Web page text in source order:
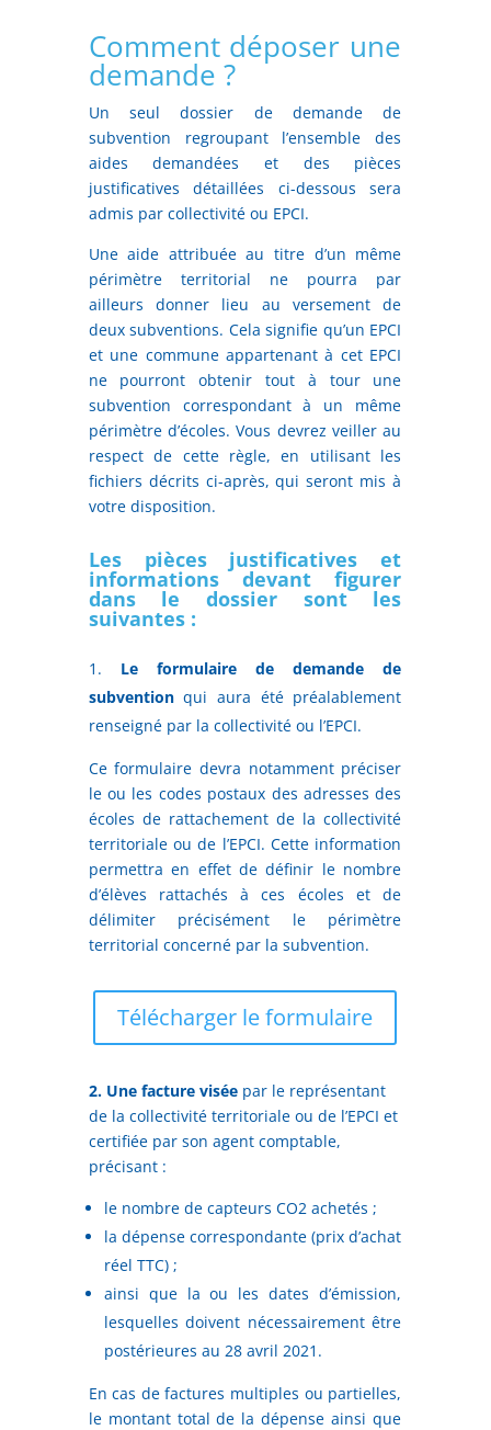
Comment déposer une
demande ?
Un seul dossier de demande de
subvention regroupant l’ensemble des
aides demandées et des pièces
justificatives détaillées ci-dessous sera
admis par collectivité ou EPCI.
Une aide attribuée au titre d’un même
périmètre territorial ne pourra par
ailleurs donner lieu au versement de
deux subventions. Cela signifie qu’un EPCI
et une commune appartenant à cet EPCI
ne pourront obtenir tout à tour une
subvention correspondant à un même
périmètre d’écoles. Vous devrez veiller au
respect de cette règle, en utilisant les
fichiers décrits ci-après, qui seront mis à
votre disposition.
Les pièces justificatives et
informations devant figurer
dans le dossier sont les
suivantes :
Le formulaire de demande de
subventionqui aura été préalablement
renseigné par la collectivité ou l’EPCI.
Ce formulaire devra notamment préciser
le ou les codes postaux des adresses des
écoles de rattachement de la collectivité
territoriale ou de l’EPCI. Cette information
permettra en effet de définir le nombre
d’élèves rattachés à ces écoles et de
délimiter précisément le périmètre
territorial concerné par la subvention.
Télécharger le formulaire
2. Une facture viséepar le représentant
de la collectivité territoriale ou de l’EPCI et
certifiée par son agent comptable,
précisant :
le nombre de capteurs CO2 achetés ;
la dépense correspondante (prix d’achat
réel TTC) ;
ainsi que la ou les dates d’émission,
lesquelles doivent nécessairement être
postérieures au 28 avril 2021.
En cas de factures multiples ou partielles,
le montant total de la dépense ainsi que